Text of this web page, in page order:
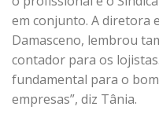
em conjunto. A diretora
Damasceno, lembrou
contador para os
fundamental para o
empresas”, diz Tânia.